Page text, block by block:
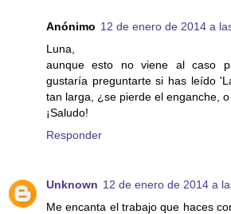
Anónimo 12 de enero de 2014 a
Luna,
aunque esto no viene al caso
gustaría preguntarte si has leído
tan larga, ¿se pierde el enganche,
¡Saludo!
Responder
Unknown 12 de enero de 2014 a
Me encanta el trabajo que haces